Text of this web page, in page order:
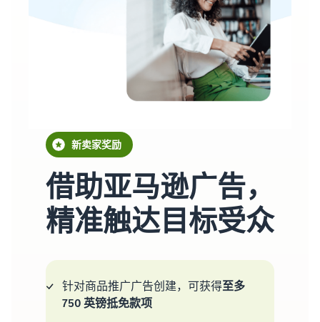
新卖家奖励
借助亚马逊广告，
精准触达目标受众
针对商品推广广告创建，可获得至多
750 英镑抵免款项